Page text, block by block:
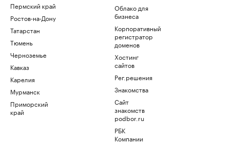
Пермский край
Ростов-на-Дону
Татарстан
Тюмень
Черноземье
Кавказ
Карелия
Мурманск
Приморский
край
Облако для
бизнеса
Корпоративный
регистратор
доменов
Хостинг
сайтов
Рег.решения
Знакомства
Сайт
знакомств
podbor.ru
РБК
Компании